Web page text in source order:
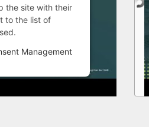
the site with their
to the list of
Management